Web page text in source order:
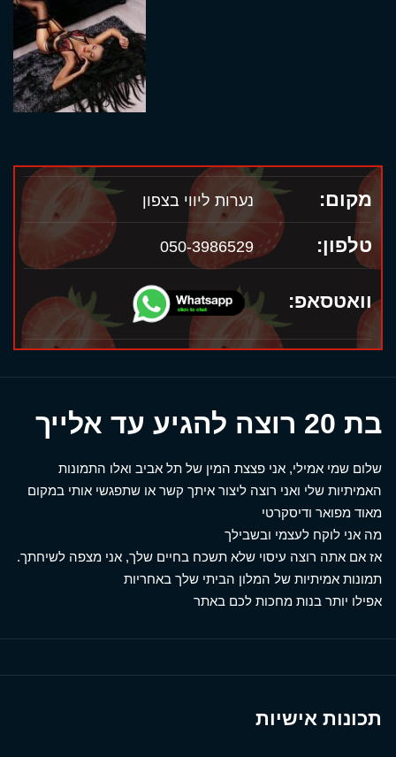
מקום: נערות ליווי בצפון
טלפון: 050-3986529
וואטסאפ:
בת 20 רוצה להגיע עד אלייך
שלום שמי אמילי, אני פצצת המין של תל אביב ואלו התמונות
האמיתיות שלי ואני רוצה ליצור איתך קשר או שתפגשי אותי במקום
מאוד מפואר ודיסקרטי
מה אני לוקח לעצמי ובשבילך
אז אם אתה רוצה עיסוי שלא תשכח בחיים שלך, אני מצפה לשיחתך.
תמונות אמיתיות של המלון הביתי שלך באחריות
אפילו יותר בנות מחכות לכם באתר
תכונות אישיות